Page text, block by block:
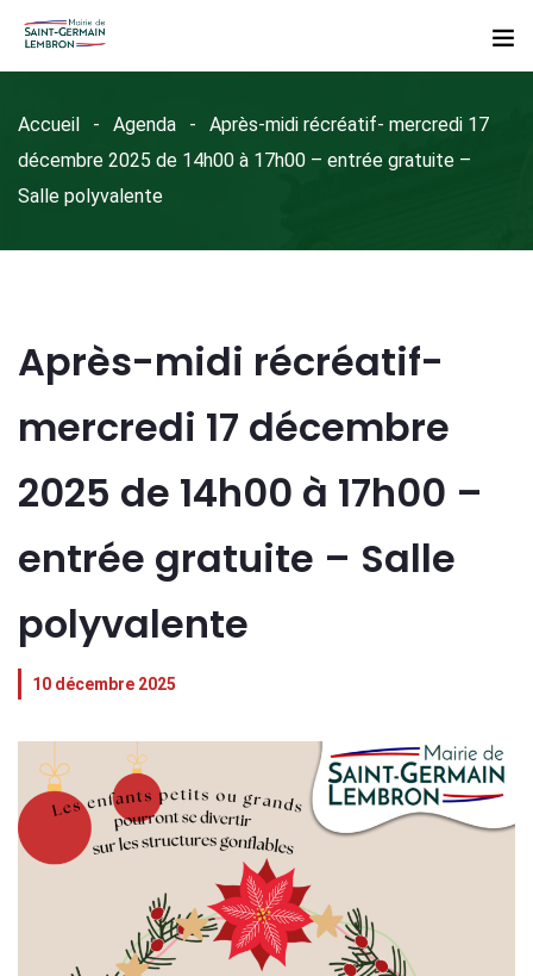
Accueil Agenda
Après-midi récréatif- mercredi 17
décembre 2025 de 14h00 à 17h00 – entrée gratuite –
Salle polyvalente
Après-midi récréatif-
mercredi 17 décembre
2025 de 14h00 à 17h00 –
entrée gratuite – Salle
polyvalente
10 décembre 2025